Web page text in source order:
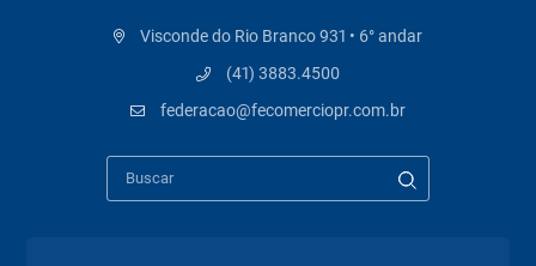
Visconde do Rio Branco 931 • 6° andar
(41) 3883.4500
federacao@fecomerciopr.com.br